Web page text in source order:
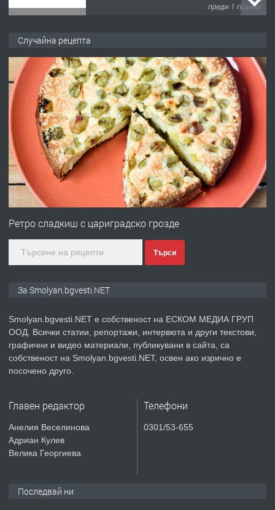
преди 1 година
преди 2 години
ПРЕДЛАГА
УДЪЛЖАВАНЕ НА ЧОВЕШКИЯТ
ЖИВОТ И ПОДОБРЯВАНЕ НА
НЕГОВОТО КАЧЕСТВО
преди 2 години
ПРЕДЛАГА Имот в Северна Гърция, до Кавала
преди 2 години
ПРЕДЛАГА КЪЩА В МАРОНЯ
ТЪРСИ
Случайна рецепта
Ретро сладкиш с цариградско грозде
Търси
За Smolyan.bgvesti.NET
Smolyan.bgvesti.NET е собственост на ЕСКОМ МЕДИА ГРУП
ООД. Всички статии, репортажи, интервюта и други текстови,
графични и видео материали, публикувани в сайта, са
собственост на Smolyan.bgvesti.NET, освен ако изрично е
посочено друго.
Главен редактор
Анелия Веселинова
Адриан Кулев
Велика Георгиева
Телефони
0301/53-655
Последвай ни